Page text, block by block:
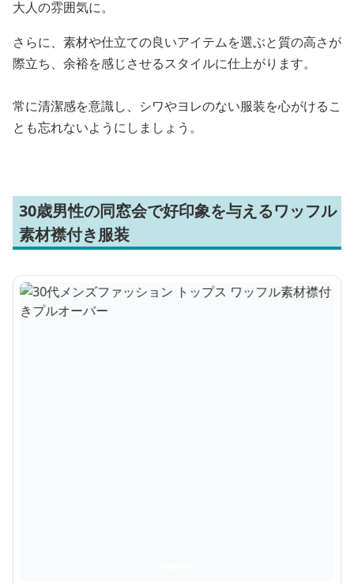
大人の雰囲気に。
さらに、素材や仕立ての良いアイテムを選ぶと質の高さが
際立ち、余裕を感じさせるスタイルに仕上がります。
常に清潔感を意識し、シワやヨレのない服装を心がけるこ
とも忘れないようにしましょう。
30歳男性の同窓会で好印象を与えるワッフル
素材襟付き服装